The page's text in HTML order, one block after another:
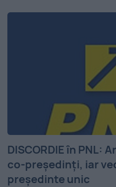
DISCORDIE în PNL:
co-președinți, iar
președinte unic